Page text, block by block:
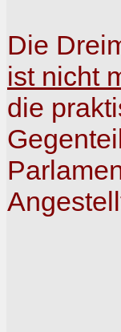
Die
ist nicht
die